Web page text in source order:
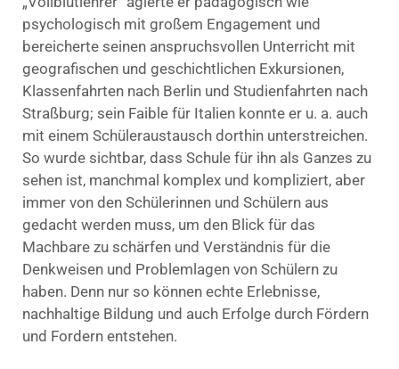
psychologisch mit großem Engagement und
bereicherte seinen anspruchsvollen Unterricht mit
geografischen und geschichtlichen Exkursionen,
Klassenfahrten nach Berlin und Studienfahrten nach
Straßburg; sein Faible für Italien konnte er u. a. auch
mit einem Schüleraustausch dorthin unterstreichen.
So wurde sichtbar, dass Schule für ihn als Ganzes zu
sehen ist, manchmal komplex und kompliziert, aber
immer von den Schülerinnen und Schülern aus
gedacht werden muss, um den Blick für das
Machbare zu schärfen und Verständnis für die
Denkweisen und Problemlagen von Schülern zu
haben. Denn nur so können echte Erlebnisse,
nachhaltige Bildung und auch Erfolge durch Fördern
und Fordern entstehen.